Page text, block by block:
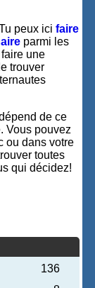
peux icifaire
parmi les
une
trouver
de ce
Vous pouvez
ou dans votre
toutes
qui décidez!
136